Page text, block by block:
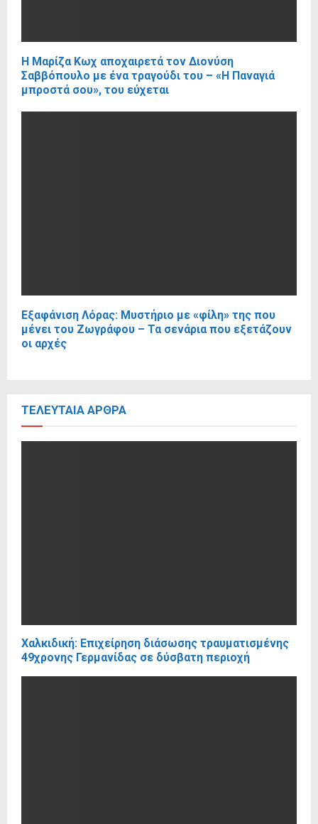
Η Μαρίζα Κωχ αποχαιρετά τον Διονύση
Σαββόπουλο με ένα τραγούδι του – «Η Παναγιά
μπροστά σου», του εύχεται
Eξαφάνιση Λόρας: Μυστήριο με «φίλη» της που
μένει του Ζωγράφου – Τα σενάρια που εξετάζουν
οι αρχές
ΤΕΛΕΥΤΑΊΑ ΆΡΘΡΑ
Χαλκιδική: Επιχείρηση διάσωσης τραυματισμένης
49χρονης Γερμανίδας σε δύσβατη περιοχή